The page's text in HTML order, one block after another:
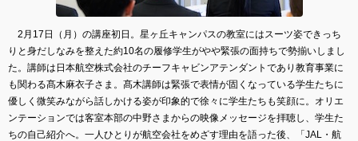
2月17日（月）の講座初日。星ヶ丘キャンパスの教室にはスーツ姿できっち
りと身だしなみを整えた約10名の履修学生がやや緊張の面持ちで勢揃いしまし
た。講師は日本航空株式会社のチーフキャビンアテンダントであり教育事業に
も関わる髙木麻衣子さま。髙木講師は緊張で表情が固くなっている学生たちに
優しく微笑みながら話しかける姿が印象的で徐々に学生たちも笑顔に。オリエ
ンテーションでは客室本部の中野さまからの映像メッセージを拝聴し、学生た
ちの自己紹介へ。一人ひとりが航空会社をめざす理由を語った後、「JAL・航